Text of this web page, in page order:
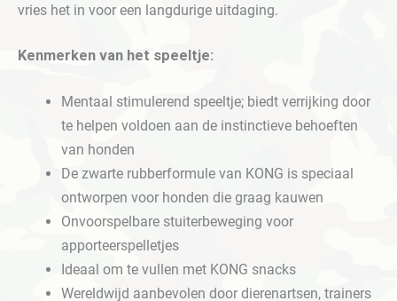
vries het in voor een langdurige uitdaging.
Kenmerken van het speeltje:
Mentaal stimulerend speeltje; biedt verrijking door
te helpen voldoen aan de instinctieve behoeften
van honden
De zwarte rubberformule van KONG is speciaal
ontworpen voor honden die graag kauwen
Onvoorspelbare stuiterbeweging voor
apporteerspelletjes
Ideaal om te vullen met KONG snacks
Wereldwijd aanbevolen door dierenartsen, trainers